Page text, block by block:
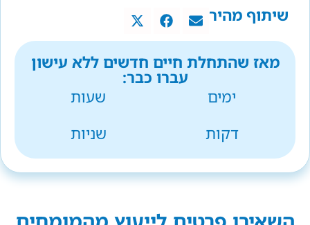
שיתוף מהיר
מאז שהתחלת חיים חדשים ללא עישון
עברו כבר:
ימים
שעות
דקות
שניות